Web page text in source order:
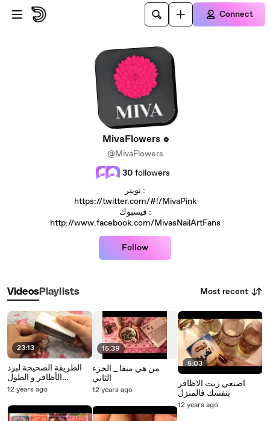
Skip to main content
Connect
MivaFlowers
@MivaFlowers
30 followers
تويتر :
https://twitter.com/#!/MivaPink
فيسبوك :
http://www.facebook.com/MivasNailArtFans
Follow
VideosPlaylists Most recent
23:13
الطريقة الصحيحة لبرد
الأظافر و الطول
المناسب لها
12 years ago
15:39
من هي ميفا _ الجزء
الثاني
12 years ago
5:03
اصنعي زيت الاظافر
بنفسك فالمنزل
12 years ago